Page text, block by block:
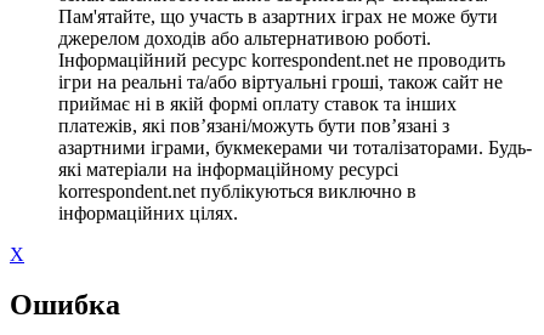
Пам'ятайте, що участь в азартних іграх не може бути
джерелом доходів або альтернативою роботі.
Інформаційний ресурс korrespondent.net не проводить
ігри на реальні та/або віртуальні гроші, також сайт не
приймає ні в якій формі оплату ставок та інших
платежів, які пов’язані/можуть бути пов’язані з
азартними іграми, букмекерами чи тоталізаторами. Будь-
які матеріали на інформаційному ресурсі
korrespondent.net публікуються виключно в
інформаційних цілях.
X
Ошибка